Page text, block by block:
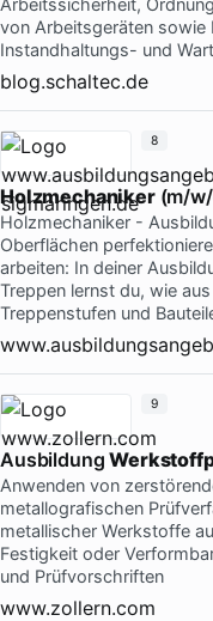
Arbeitssicherheit,
von Arbeitsgeräten sowie
Instandhaltungs- und
blog.schaltec.de
Holzmechaniker(m/
Holzmechaniker -
Oberflächen
arbeiten: In deiner
Treppen lernst du, wie
Treppenstufen und
8
Ausbildung
Anwenden von
metallografischen
metallischer Werkstoffe
Festigkeit oder
und Prüfvorschriften
www.zollern.com
9